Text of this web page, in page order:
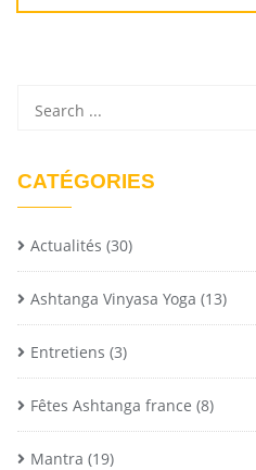
CATÉGORIES
Actualités (30)
Ashtanga Vinyasa Yoga (13)
Entretiens (3)
Fêtes Ashtanga france (8)
Mantra (19)